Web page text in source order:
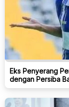
Eks Penyerang
dengan Persiba